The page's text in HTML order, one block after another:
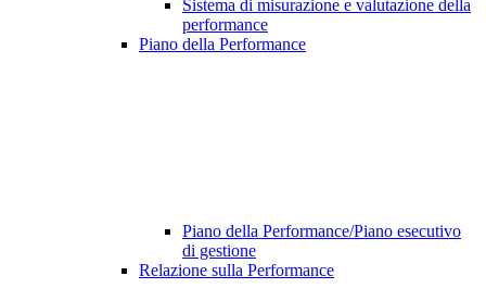
Sistema di misurazione e valutazione della
performance
Piano della Performance
Piano della Performance/Piano esecutivo
di gestione
Relazione sulla Performance